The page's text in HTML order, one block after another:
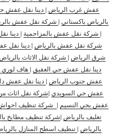
عفش غرب الرياض | دينا نقل عفش
بالرياض باكستاني | شركة نقل عفش
| شركة نقل عفش بالمزاحمية | دينا
شركة نقل عفش بالرياض | دينا نقل
شرق الرياض | شركة نقل الاثاث بالرياض
دينا نقل عفش حي العقيق | هاف
عفش جنوب الرياض | دينا نقل عفش
عفش حي السويدي |شركة نقل اثاث
عفش بحي النسيم | شركة تنظيف
تغليف بالرياض |شركة تنظيف مطابخ
بالرياض | تنظيف اسطح المنازل